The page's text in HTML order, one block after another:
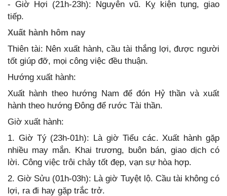
- Giờ Hợi (21h-23h): Nguyên vũ. Kỵ kiện tụng, giao
tiếp.
Xuất hành hôm nay
Thiên tài: Nên xuất hành, cầu tài thắng lợi, được người
tốt giúp đỡ, mọi công việc đều thuận.
Hướng xuất hành:
Xuất hành theo hướng Nam để đón Hỷ thần và xuất
hành theo hướng Đông để rước Tài thần.
Giờ xuất hành:
1. Giờ Tý (23h-01h): Là giờ Tiểu các. Xuất hành gặp
nhiều may mắn. Khai trương, buôn bán, giao dịch có
lời. Công việc trôi chảy tốt đẹp, vạn sự hòa hợp.
2. Giờ Sửu (01h-03h): Là giờ Tuyệt lộ. Cầu tài không có
lợi, ra đi hay gặp trắc trở.